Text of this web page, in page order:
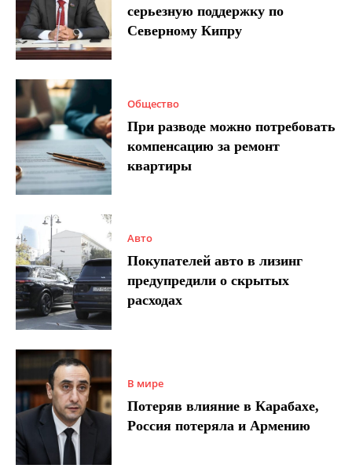
серьезную поддержку по
Северному Кипру
Общество
При разводе можно потребовать
компенсацию за ремонт
квартиры
Авто
Покупателей авто в лизинг
предупредили о скрытых
расходах
В мире
Потеряв влияние в Карабахе,
Россия потеряла и Армению